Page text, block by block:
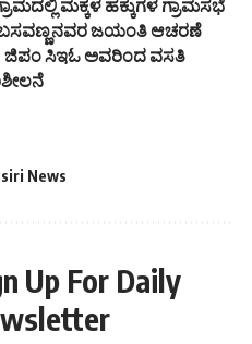
ಮಕ್ಕಳ ಹಕ್ಕುಗಳ ಗ್ರಾಮಸಭೆ
ಜಯಂತಿ ಆಚರಣೆ
ಜಿಪಂ ಸಿಇಓ ಅವರಿಂದ ವಸತಿ
News
Up For Daily